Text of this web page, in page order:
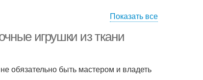
Показать все
игрушки из ткани
обязательно быть мастером и владеть